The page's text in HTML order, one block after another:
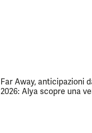
Far Away, anticipazioni
2026: Alya scopre una